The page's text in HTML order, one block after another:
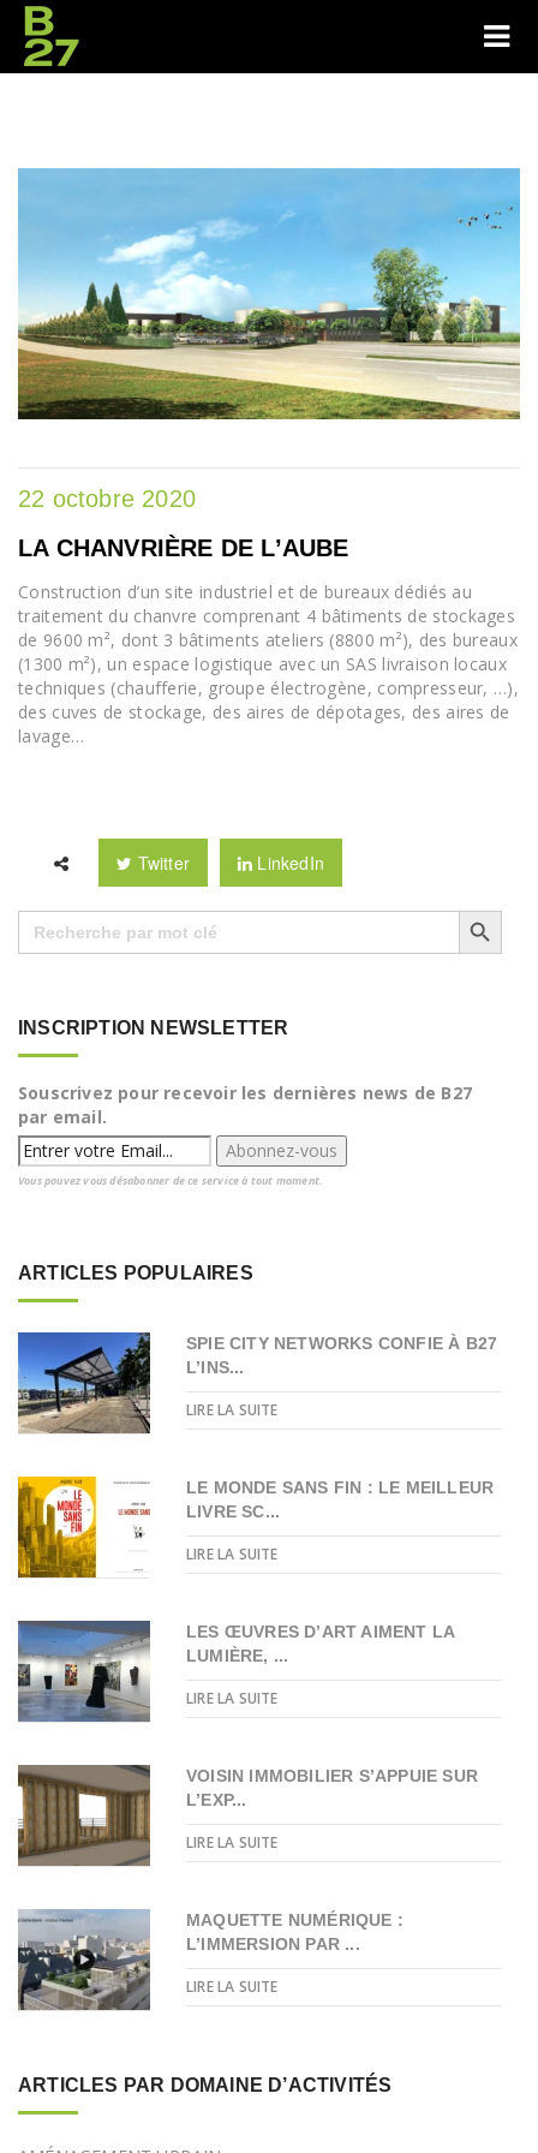
22 octobre 2020
LA CHANVRIÈRE DE L’AUBE
Construction d’un site industriel et de bureaux dédiés au
traitement du chanvre comprenant 4 bâtiments de stockages
de 9600 m², dont 3 bâtiments ateliers (8800 m²), des bureaux
(1300 m²), un espace logistique avec un SAS livraison locaux
techniques (chaufferie, groupe électrogène, compresseur, …),
des cuves de stockage, des aires de dépotages, des aires de
lavage…
Twitter LinkedIn
Search
for:
Search Button
INSCRIPTION NEWSLETTER
Souscrivez pour recevoir les dernières news de B27
par email.
Vous pouvez vous désabonner de ce service à tout moment.
ARTICLES POPULAIRES
SPIE CITY NETWORKS CONFIE À B27
L’INS...
LIRE LA SUITE
LE MONDE SANS FIN : LE MEILLEUR
LIVRE SC...
LIRE LA SUITE
LES ŒUVRES D’ART AIMENT LA
LUMIÈRE, ...
LIRE LA SUITE
VOISIN IMMOBILIER S’APPUIE SUR
L’EXP...
LIRE LA SUITE
MAQUETTE NUMÉRIQUE :
L’IMMERSION PAR ...
LIRE LA SUITE
ARTICLES PAR DOMAINE D’ACTIVITÉS